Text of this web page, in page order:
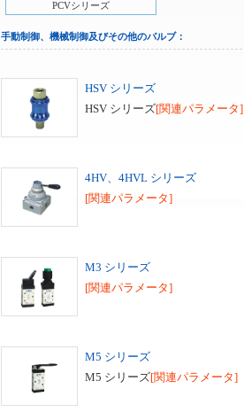
PCVシリーズ
手動制御、機械制御及びその他のバルブ：
HSV シリーズ
HSV シリーズ[関連パラメータ]
4HV、4HVL シリーズ
[関連パラメータ]
M3 シリーズ
[関連パラメータ]
M5 シリーズ
M5 シリーズ[関連パラメータ]